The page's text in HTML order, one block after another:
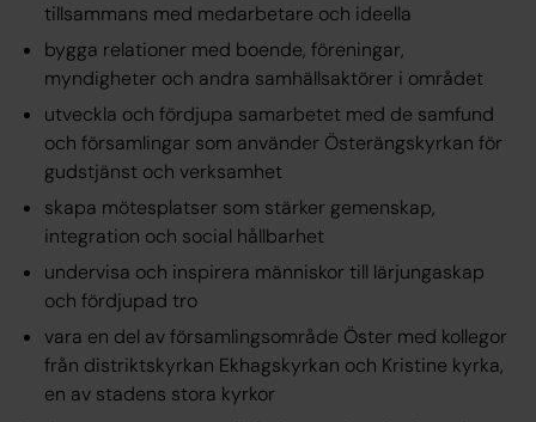
tillsammans med medarbetare och ideella
bygga relationer med boende, föreningar,
myndigheter och andra samhällsaktörer i området
utveckla och fördjupa samarbetet med de samfund
och församlingar som använder Österängskyrkan för
gudstjänst och verksamhet
skapa mötesplatser som stärker gemenskap,
integration och social hållbarhet
undervisa och inspirera människor till lärjungaskap
och fördjupad tro
vara en del av församlingsområde Öster med kollegor
från distriktskyrkan Ekhagskyrkan och Kristine kyrka,
en av stadens stora kyrkor